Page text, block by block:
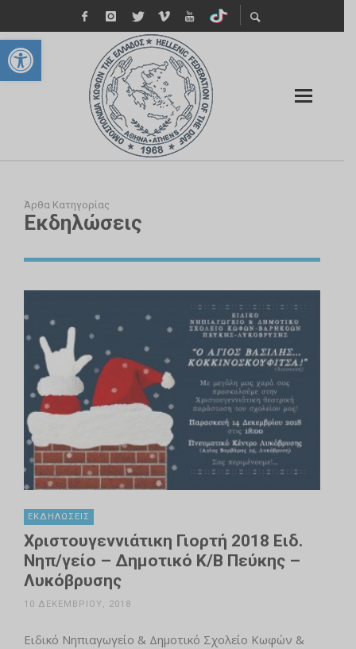
Ανοίξτε τη γραμμή εργαλείων
Άρθα Κατηγορίας
Εκδηλώσεις
ΕΚΔΗΛΏΣΕΙΣ
Χριστουγεννιάτικη Γιορτή 2018 Ειδ.
Νηπ/γείο – Δημοτικό Κ/Β Πεύκης –
Λυκόβρυσης
10 ΔΕΚΕΜΒΡΊΟΥ, 2018
Ειδικό Νηπιαγωγείο & Δημοτικό Σχολείο Κωφών &